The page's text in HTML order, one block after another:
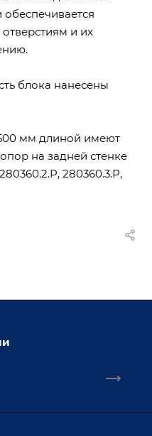
и их
блока нанесены
мм длиной имеют
на задней стенке
280360.3.P,